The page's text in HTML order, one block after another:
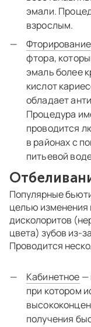
эмали.
взрослым.
Фторирование
фтора,
эмаль более
кислот
обладает
Процедура
проводится
в районах с
питьевой
Популярные
целью изменения
дисколоритов
цвета) зубов из-
Проводится
Кабинетное —
при котором
получения